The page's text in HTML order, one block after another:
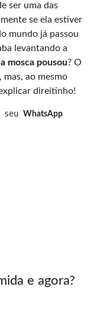
ser uma das
se ela estiver
mundo já passou
levantando a
mosca pousou? O
mas, ao mesmo
direitinho!
seu WhatsApp
e agora?